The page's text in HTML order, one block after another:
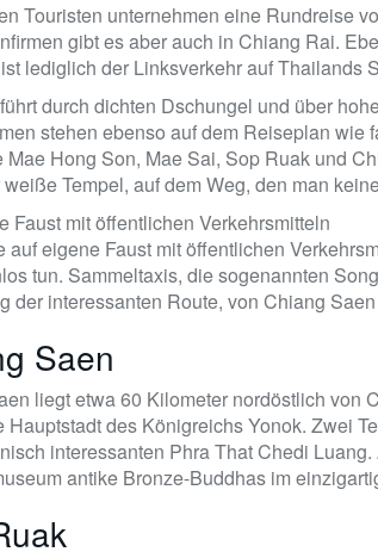
Touristen unternehmen eine Rundreise
gibt es aber auch in Chiang Rai.
lediglich der Linksverkehr auf Thailands
durch dichten Dschungel und über
stehen ebenso auf dem Reiseplan wie
Mae Hong Son, Mae Sai, Sop Ruak und
Tempel, auf dem Weg, den man
Faust mit öffentlichen Verkehrsmitteln
auf eigene Faust mit öffentlichen
tun. Sammeltaxis, die sogenannten
der interessanten Route, von Chiang
Saen
liegt etwa 60 Kilometer nordöstlich von
Hauptstadt des Königreichs Yonok. Zwei
interessanten Phra That Chedi
antike Bronze-Buddhas im